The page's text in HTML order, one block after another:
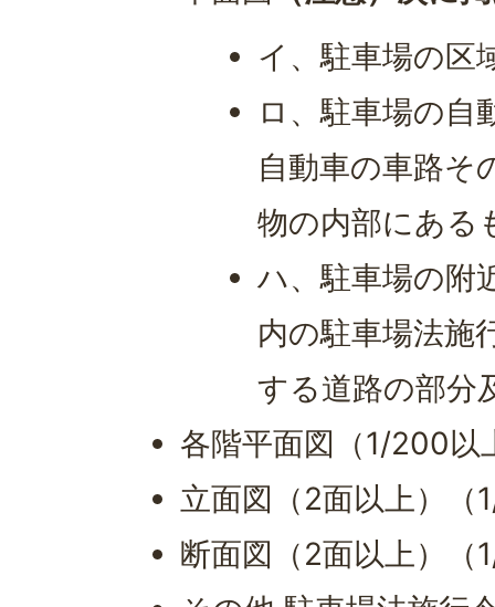
イ、駐車場の区
ロ、駐車場の自
自動車の車路そ
物の内部にある
ハ、駐車場の附
内の駐車場法施
する道路の部分
各階平面図（1/200以
立面図（2面以上）（
断面図（2面以上）（